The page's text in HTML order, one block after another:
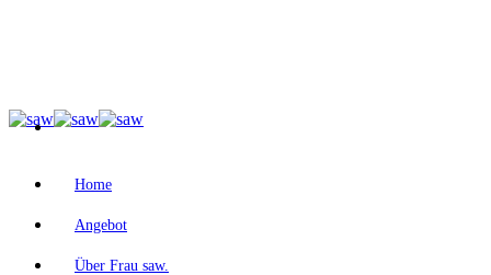
Home
Angebot
Über Frau saw.